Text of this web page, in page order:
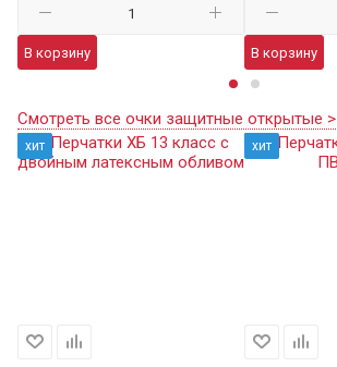
В корзину В корзину
Смотреть все очки защитные открытые >
хит хит